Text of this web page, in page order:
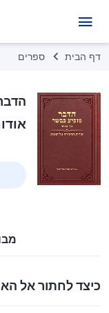
דף הבית ספרים
כיצד לחתור אל